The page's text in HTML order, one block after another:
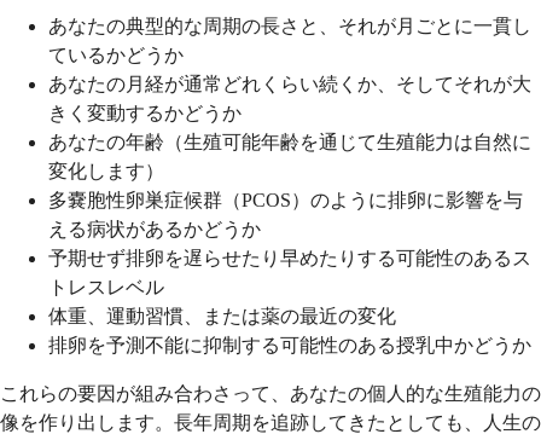
あなたの典型的な周期の長さと、それが月ごとに一貫し
ているかどうか
あなたの月経が通常どれくらい続くか、そしてそれが大
きく変動するかどうか
あなたの年齢（生殖可能年齢を通じて生殖能力は自然に
変化します）
多嚢胞性卵巣症候群（PCOS）のように排卵に影響を与
える病状があるかどうか
予期せず排卵を遅らせたり早めたりする可能性のあるス
トレスレベル
体重、運動習慣、または薬の最近の変化
排卵を予測不能に抑制する可能性のある授乳中かどうか
これらの要因が組み合わさって、あなたの個人的な生殖能力の
像を作り出します。長年周期を追跡してきたとしても、人生の